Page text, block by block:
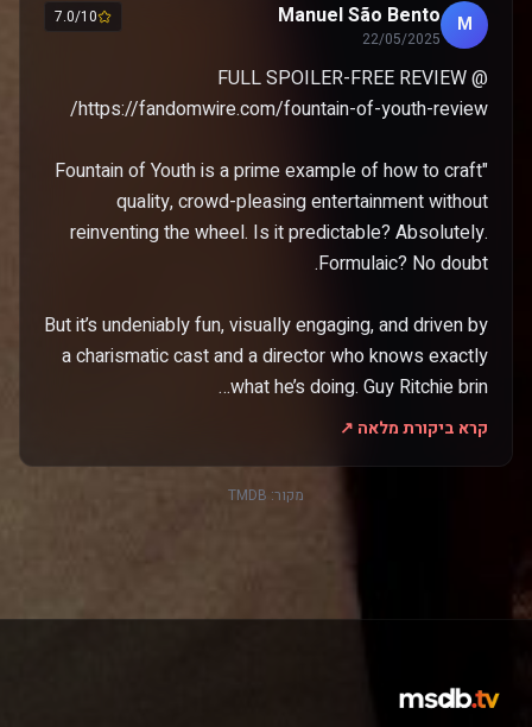
M
Manuel São Bento
22/05/2025
7.0/10
FULL SPOILER-FREE REVIEW @
"Fountain of Youth is a prime example of how to craft
quality, crowd-pleasing entertainment without
reinventing the wheel. Is it predictable? Absolutely.
But it’s undeniably fun, visually engaging, and driven by
a charismatic cast and a director who knows exactly
what he’s doing. Guy Ritchie brin…
קרא ביקורת מלאה ↗
מקור: TMDB